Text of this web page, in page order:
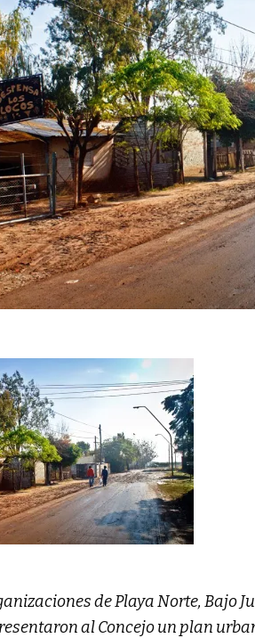
de Playa Norte, Bajo
al Concejo un plan